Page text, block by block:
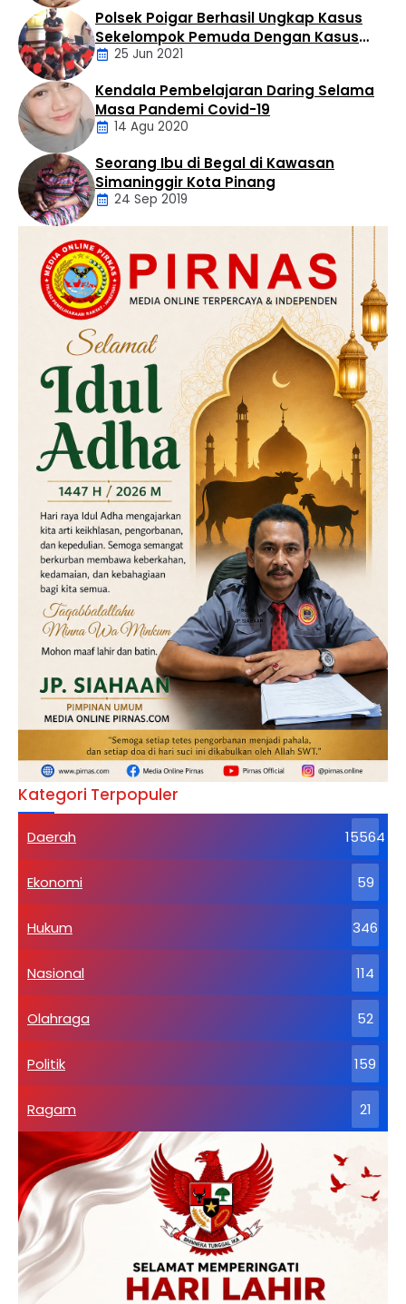
Artikel
Daerah
Polsek Poigar Berhasil Ungkap Kasus
Sekelompok Pemuda Dengan Kasus
Pencabulan
25 Jun 2021
Artikel
Kendala Pembelajaran Daring Selama
Masa Pandemi Covid-19
14 Agu 2020
Daerah
Hukum
Kriminal
Labusel
Seorang Ibu di Begal di Kawasan
Simaninggir Kota Pinang
24 Sep 2019
Kategori Terpopuler
Daerah 15564
Ekonomi 59
Hukum 346
Nasional 114
Olahraga 52
Politik 159
Ragam 21